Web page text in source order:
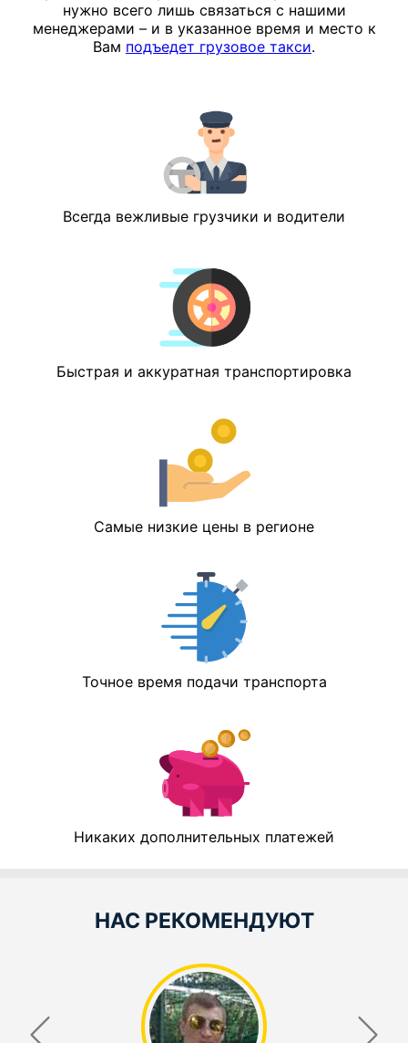
нужно всего лишь связаться с нашими
менеджерами – и в указанное время и место к
Вам подъедет грузовое такси.
Всегда вежливые грузчики и водители
Быстрая и аккуратная транспортировка
Самые низкие цены в регионе
Точное время подачи транспорта
Никаких дополнительных платежей
НАС РЕКОМЕНДУЮТ